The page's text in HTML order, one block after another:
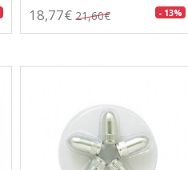
18,77€ 21,60€ - 13%